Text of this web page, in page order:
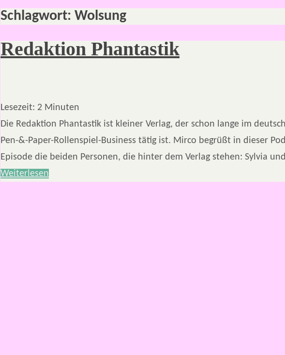
Schlagwort: Wolsung
Redaktion Phantastik
Lesezeit: 2 Minuten
Die Redaktion Phantastik ist kleiner Verlag, der schon lange im
Pen-&-Paper-Rollenspiel-Business tätig ist. Mirco begrüßt in dieser
Episode die beiden Personen, die hinter dem Verlag stehen: Sylvia
Weiterlesen